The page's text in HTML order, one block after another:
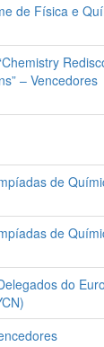
de Física e
– Vencedores
de
de
do